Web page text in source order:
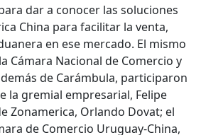
dar a conocer las soluciones
China para facilitar la venta,
en ese mercado. El mismo
Cámara Nacional de Comercio y
de Carámbula, participaron
la gremial empresarial, Felipe
Zonamerica, Orlando Dovat; el
de Comercio Uruguay-China,